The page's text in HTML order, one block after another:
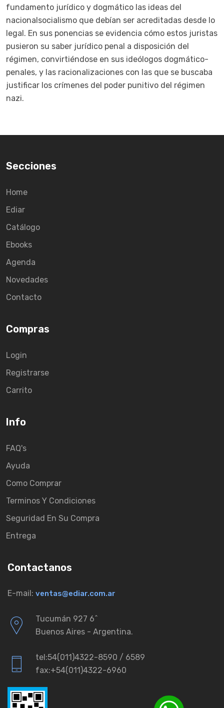
fundamento jurídico y dogmático las ideas del
nacionalsocialismo que debían ser acreditadas desde lo
legal. En sus ponencias se evidencia cómo estos juristas
pusieron su saber jurídico penal a disposición del
régimen, convirtiéndose en sus ideólogos dogmático-
penales, y las racionalizaciones con las que se buscaba
justificar los crímenes del poder punitivo del régimen
nazi.
Secciones
Home
Ediar
Catálogo
Ebooks
Agenda
Novedades
Contacto
Compras
Login
Registrarse
Carrito
Info
FAQ's
Ayuda
Como Comprar
Terminos Y Condiciones
Seguridad En Su Compra
Entrega
Contactanos
E-mail: ventas@ediar.com.ar
Tucumán 927 6ˆ
Buenos Aires - Argentina.
tel:54(011)4322-8590 / 6589
fax:+54(011)4322-6960